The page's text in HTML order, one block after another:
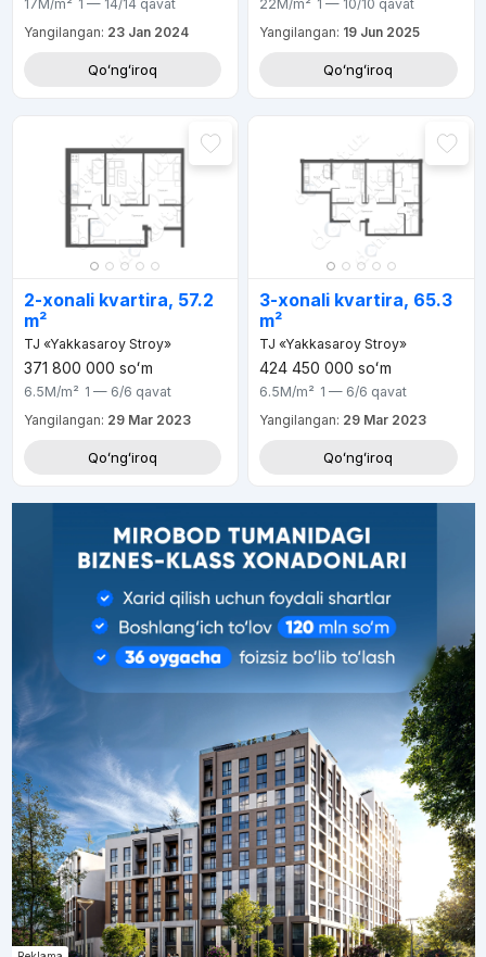
17M/m² 1 — 14/14 qavat
Yangilangan: 23 Jan 2024
Qoʻngʻiroq
22M/m² 1 — 10/10 qavat
Yangilangan: 19 Jun 2025
Qoʻngʻiroq
2-xonali kvartira, 57.2
m²
TJ «Yakkasaroy Stroy»
371 800 000 soʻm
6.5M/m² 1 — 6/6 qavat
Yangilangan: 29 Mar 2023
Qoʻngʻiroq
3-xonali kvartira, 65.3
m²
TJ «Yakkasaroy Stroy»
424 450 000 soʻm
6.5M/m² 1 — 6/6 qavat
Yangilangan: 29 Mar 2023
Qoʻngʻiroq